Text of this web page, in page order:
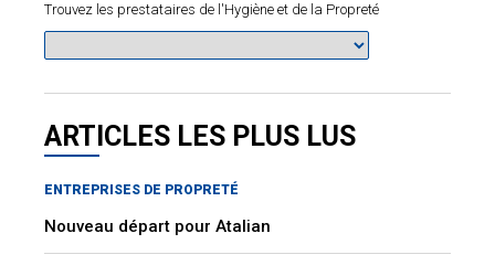
Trouvez les prestataires de l'Hygiène et de la Propreté
ARTICLES LES PLUS LUS
ENTREPRISES DE PROPRETÉ
Nouveau départ pour Atalian